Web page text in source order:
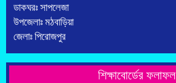
ডাকঘরঃ সাপলেজা
উপজেলাঃ মঠবাড়িয়া
জেলাঃ পিরোজপুর
শিক্ষাবোর্ডের ফলাফল